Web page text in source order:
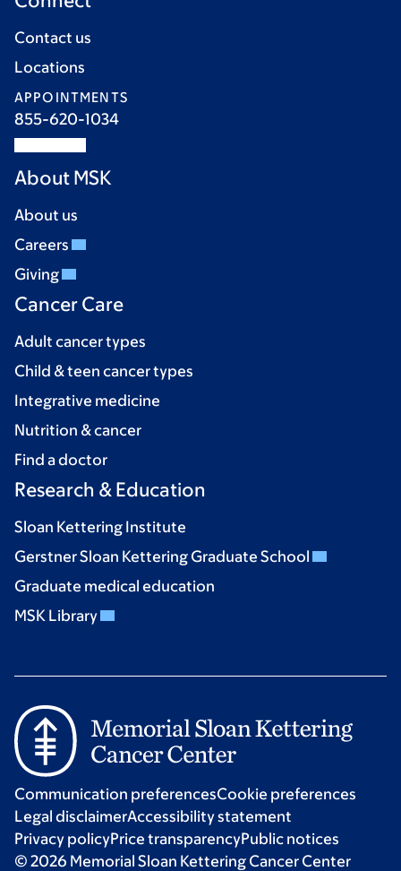
Contact us
Locations
APPOINTMENTS
855-620-1034
About MSK
About us
Careers
Giving
Cancer Care
Adult cancer types
Child & teen cancer types
Integrative medicine
Nutrition & cancer
Find a doctor
Research & Education
Sloan Kettering Institute
Gerstner Sloan Kettering Graduate School
Graduate medical education
MSK Library
Communication preferencesCookie preferences
Legal disclaimerAccessibility statement
Privacy policyPrice transparencyPublic notices
© 2026 Memorial Sloan Kettering Cancer Center